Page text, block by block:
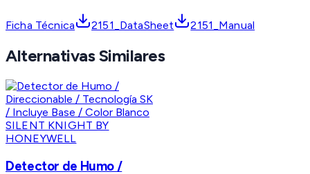
Ficha Técnica 2151_DataSheet 2151_Manual
Alternativas Similares
SILENT KNIGHT BY
HONEYWELL
Detector de Humo /